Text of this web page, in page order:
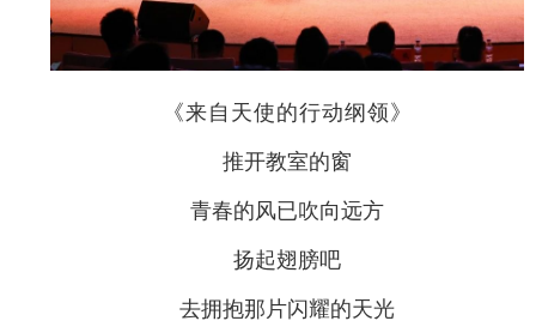
《来自天使的行动纲领》
推开教室的窗
青春的风已吹向远方
扬起翅膀吧
去拥抱那片闪耀的天光